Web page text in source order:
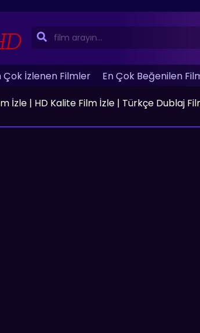
Çok İzlenen Filmler En Çok Beğenilen
İzle | HD Kalite Film İzle | Türkçe Dublaj